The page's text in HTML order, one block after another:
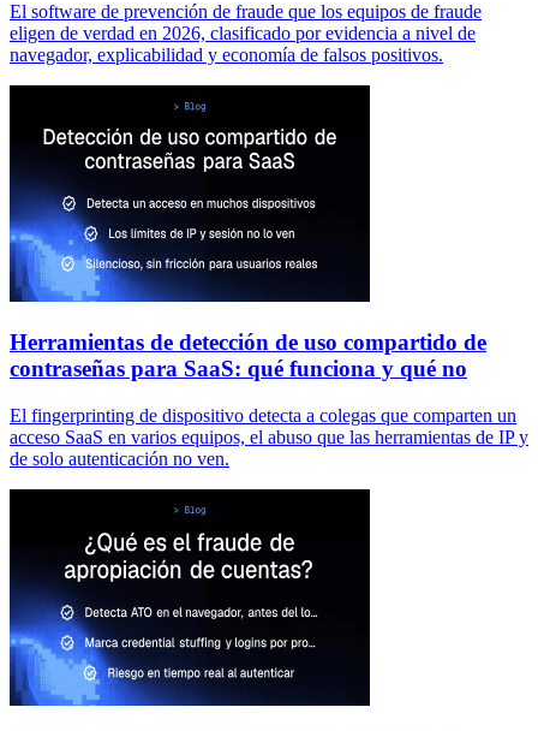
El software de prevención de fraude que los equipos de fraude
eligen de verdad en 2026, clasificado por evidencia a nivel de
navegador, explicabilidad y economía de falsos positivos.
Herramientas de detección de uso compartido de
contraseñas para SaaS: qué funciona y qué no
El fingerprinting de dispositivo detecta a colegas que comparten un
acceso SaaS en varios equipos, el abuso que las herramientas de IP y
de solo autenticación no ven.